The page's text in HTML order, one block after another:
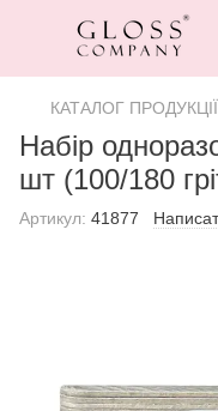
КАТАЛОГ ПРОДУКЦІЇ
Набір
шт (100/180
Артикул: 41877